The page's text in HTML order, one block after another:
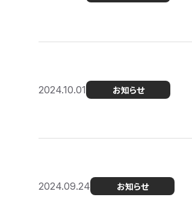
2024.10.01 お知らせ
2024.09.24 お知らせ